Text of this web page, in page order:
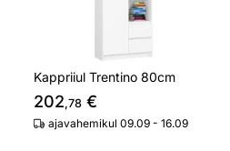
Kappriiul Trentino 80cm
202,78 €
ajavahemikul 09.09 - 16.09